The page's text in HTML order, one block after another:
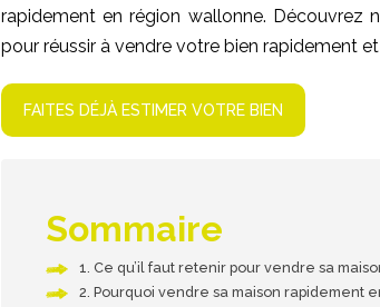
rapidement en région wallonne. Découvrez
pour réussir à vendre votre bien rapidement
FAITES DÉJÀ ESTIMER VOTRE BIEN
Sommaire
Ce qu’il faut retenir pour vendre sa
Pourquoi vendre sa maison rapidement